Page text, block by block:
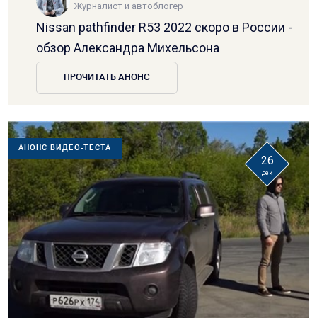
Журналист и автоблогер
Nissan pathfinder R53 2022 скоро в России -
обзор Александра Михельсона
ПРОЧИТАТЬ АНОНС
АНОНС ВИДЕО-ТЕСТА
26
дек